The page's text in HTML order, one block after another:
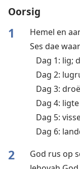
Oorsig
1 Hemel en
Ses dae
Dag 1: lig;
Dag 2:
Dag 3:
Dag 4:
Dag 5:
Dag 6:
2 God rus op